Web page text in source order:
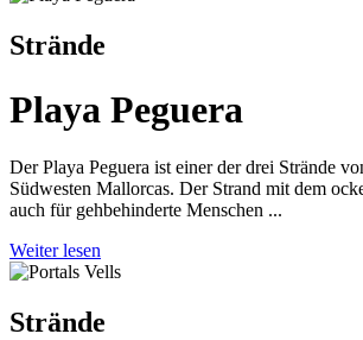
Strände
Playa Peguera
Der Playa Peguera ist einer der drei Strände
Südwesten Mallorcas. Der Strand mit dem
auch für gehbehinderte Menschen ...
Weiter lesen
Strände